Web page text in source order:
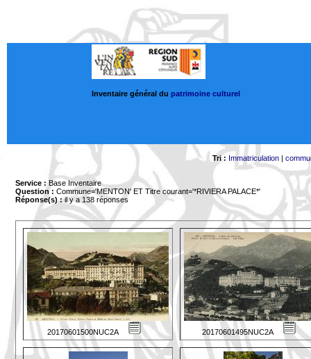
Inventaire général du patrimoine culturel
Tri : Immatriculation |
Service : Base Inventaire
Question : Commune='MENTON' ET Titre courant='*RIVIERA PALACE*'
Réponse(s) :il y a 138 réponses
20170601500NUC2A 20170601495NUC2A